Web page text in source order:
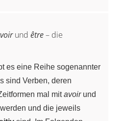
und être– die
es eine Reihe sogenannter
sind Verben, deren
mal mitavoirund
und die jeweils